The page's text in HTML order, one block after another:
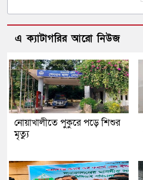
এ ক্যাটাগরির আরো নিউজ
নোয়াখালীতে পুকুরে পড়ে শিশুর
মৃত্যু